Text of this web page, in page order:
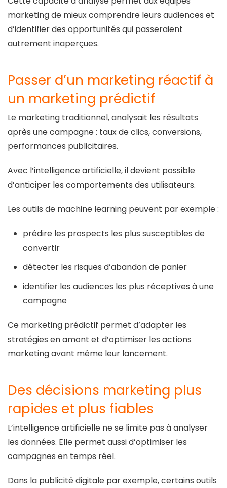
marketing de mieux comprendre leurs audiences et
d’identifier des opportunités qui passeraient
autrement inaperçues.
Passer d’un marketing réactif à
un marketing prédictif
Le marketing traditionnel, analysait les résultats
après une campagne : taux de clics, conversions,
performances publicitaires.
Avec l’intelligence artificielle, il devient possible
d’anticiper les comportements des utilisateurs.
Les outils de machine learning peuvent par exemple :
prédire les prospects les plus susceptibles de
convertir
détecter les risques d’abandon de panier
identifier les audiences les plus réceptives à une
campagne
Ce marketing prédictif permet d’adapter les
stratégies en amont et d’optimiser les actions
marketing avant même leur lancement.
Des décisions marketing plus
rapides et plus fiables
L’intelligence artificielle ne se limite pas à analyser
les données. Elle permet aussi d’optimiser les
campagnes en temps réel.
Dans la publicité digitale par exemple, certains outils